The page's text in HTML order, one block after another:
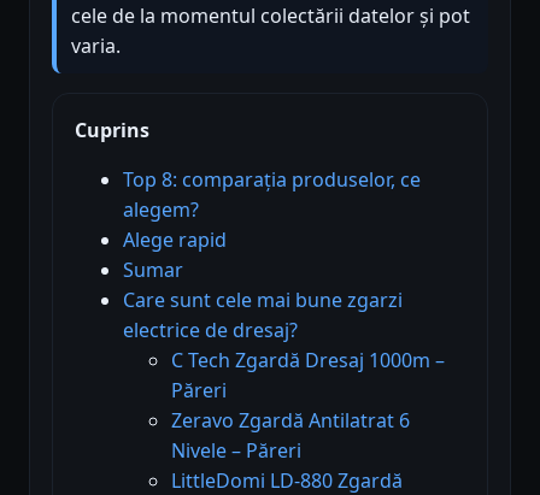
cele de la momentul colectării datelor și pot
varia.
Cuprins
Top 8: comparația produselor, ce
alegem?
Alege rapid
Sumar
Care sunt cele mai bune zgarzi
electrice de dresaj?
C Tech Zgardă Dresaj 1000m –
Păreri
Zeravo Zgardă Antilatrat 6
Nivele – Păreri
LittleDomi LD-880 Zgardă